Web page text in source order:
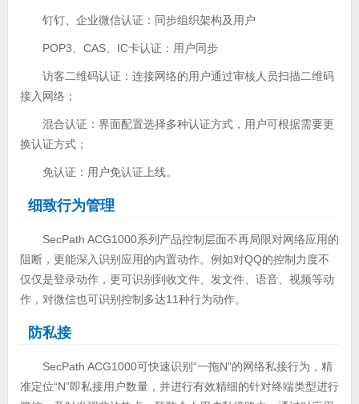
钉钉、企业微信认证：同步组织架构及用户
POP3、CAS、IC卡认证：用户同步
访客二维码认证：连接网络的用户通过审核人员扫描二维码
接入网络；
混合认证：界面配置选择多种认证方式，用户可根据需要更
换认证方式；
免认证：用户免认证上线。
细致行为管理
SecPath ACG1000系列产品控制层面不再局限对网络应用的
阻断，更能深入识别应用的内置动作。例如对QQ的控制力度不
仅仅是登录动作，更可识别到收文件、发文件、语音、视频等动
作，对微信也可识别控制多达11种行为动作。
防私接
SecPath ACG1000可快速识别“一拖N”的网络私接行为，精
准定位“N”即私接用户数量，并进行有效精细的针对终端类型进行